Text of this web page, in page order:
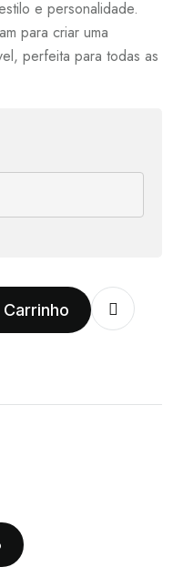
e personalidade.
para criar uma
perfeita para todas as